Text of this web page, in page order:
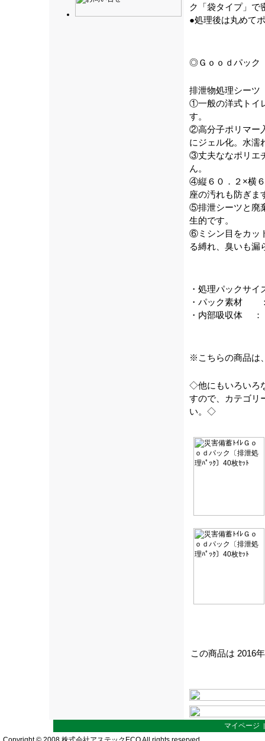
ク「袋タイプ」で
●処理後は丸めて
◎Ｇｏｏｄパック
排泄物処理シーツ
①一般の洋式トイ
す。
②高分子ポリマー
にジェル化。水濡
③丈夫ななポリエ
ん。
④縦６０．２×横
座の汚れも防ぎま
⑤排泄シーツと廃
生的です。
⑥ミシン目をカッ
る縛れ、臭いも漏
・処理パックサ
・パック素材
・内部吸収体 ：
※こちらの商品は
◇他にもいろいろ
すので、カテゴリ
い。◇
この商品は 2016
マイページ